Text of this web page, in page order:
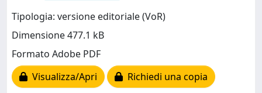
Tipologia: versione editoriale (VoR)
Dimensione 477.1 kB
Formato Adobe PDF
Visualizza/Apri
Richiedi una copia